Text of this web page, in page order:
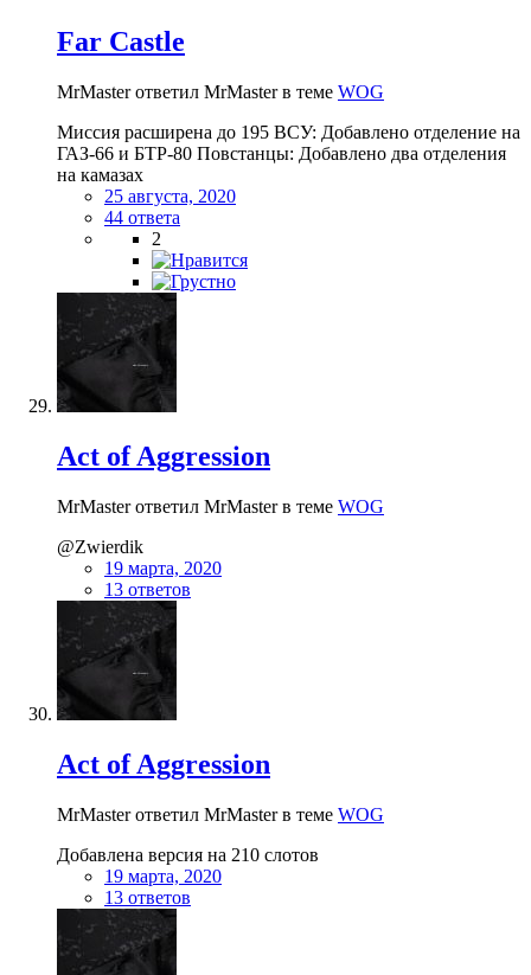
Far Castle
MrMaster ответил MrMaster в теме WOG
Миссия расширена до 195 ВСУ: Добавлено отделение на
ГАЗ-66 и БТР-80 Повстанцы: Добавлено два отделения
на камазах
25 августа, 2020
44 ответа
2
Act of Aggression
MrMaster ответил MrMaster в теме WOG
@Zwierdik
19 марта, 2020
13 ответов
Act of Aggression
MrMaster ответил MrMaster в теме WOG
Добавлена версия на 210 слотов
19 марта, 2020
13 ответов